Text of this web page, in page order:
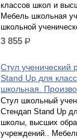
классов школ и
Мебель школьная
школьной
3 855 р.
Стул ученический
Stand Up для
школьная.
Стул школьный
Стендап Stand Up
школы, высших
учреждений..